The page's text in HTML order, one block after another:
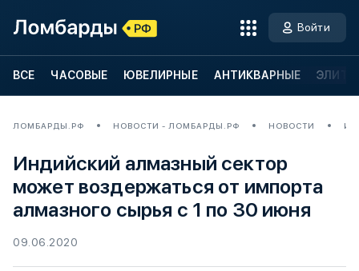
Войти
ВСЕ ЧАСОВЫЕ ЮВЕЛИРНЫЕ АНТИКВАРНЫЕ
ЛОМБАРДЫ.РФ НОВОСТИ - ЛОМБАРДЫ.РФ НОВОСТИ
Индийский алмазный сектор
может воздержаться от импорта
алмазного сырья с 1 по 30 июня
09.06.2020